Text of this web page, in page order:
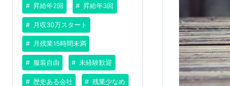
昇給年2回 昇給年3回
月収30万スタート
月残業15時間未満
服装自由 未経験歓迎
歴史ある会社 残業少なめ